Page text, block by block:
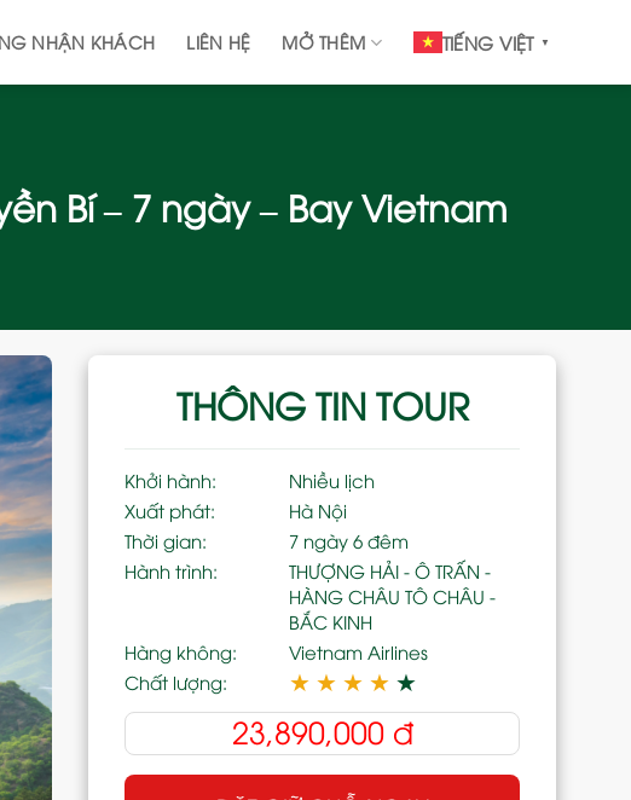
NHẬN KHÁCH LIÊN HỆ MỞ THÊM TIẾNG VIỆT ▼
Bí – 7 ngày – Bay Vietnam
THÔNG TIN TOUR
Khởi hành:
Nhiều lịch
Xuất phát:
Hà Nội
Thời gian:
7 ngày 6 đêm
Hành trình:
THƯỢNG HẢI - Ô TRẤN -
HÀNG CHÂU TÔ CHÂU -
BẮC KINH
Hàng không:
Vietnam Airlines
Chất lượng:
★ ★ ★ ★ ★
23,890,000đ